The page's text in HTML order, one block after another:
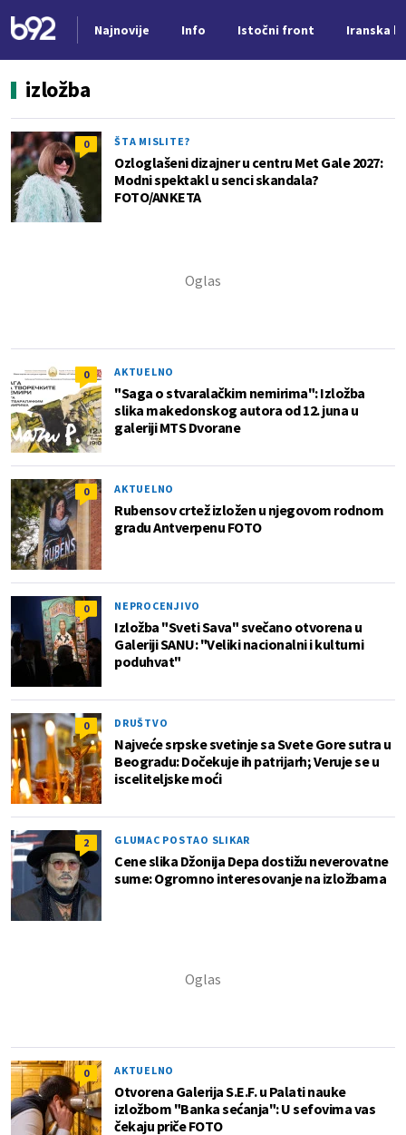
Najnovije Info Istočni front Iranska
izložba
0 ŠTA MISLITE?
Ozloglašeni dizajner u centru Met Gale 2027:
Modni spektakl u senci skandala?
FOTO/ANKETA
0 AKTUELNO
"Saga o stvaralačkim nemirima": Izložba
slika makedonskog autora od 12. juna u
galeriji MTS Dvorane
0 AKTUELNO
Rubensov crtež izložen u njegovom rodnom
gradu Antverpenu FOTO
0 NEPROCENJIVO
Izložba "Sveti Sava" svečano otvorena u
Galeriji SANU: "Veliki nacionalni i kulturni
poduhvat"
0 DRUŠTVO
Najveće srpske svetinje sa Svete Gore sutra u
Beogradu: Dočekuje ih patrijarh; Veruje se u
isceliteljske moći
2 GLUMAC POSTAO SLIKAR
Cene slika Džonija Depa dostižu neverovatne
sume: Ogromno interesovanje na izložbama
0 AKTUELNO
Otvorena Galerija S.E.F. u Palati nauke
izložbom "Banka sećanja": U sefovima vas
čekaju priče FOTO